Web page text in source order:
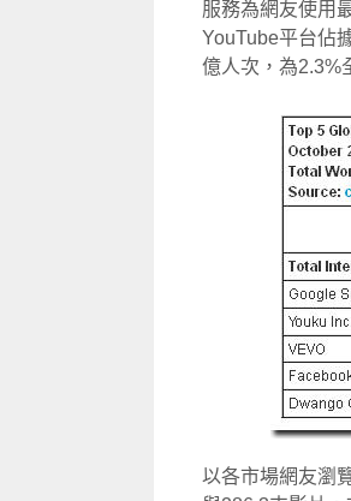
服務為網友使用
YouTube平台佔
億人次，為2.3%
以各市場網友瀏